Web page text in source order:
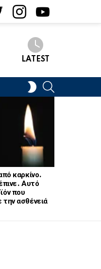
LATEST
SWITCH
SKIN
καρκίνο.
Αυτό
που
ασθένειά